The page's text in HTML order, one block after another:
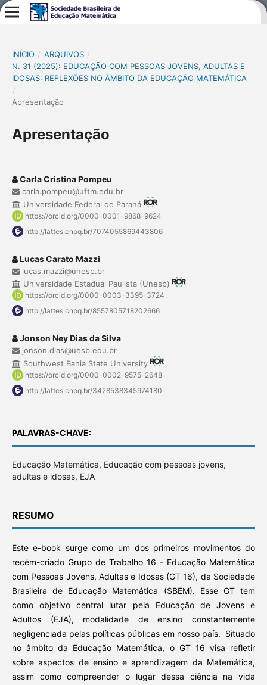
INÍCIO / ARQUIVOS /
N. 31 (2025): EDUCAÇÃO COM PESSOAS JOVENS, ADULTAS E
IDOSAS: REFLEXÕES NO ÂMBITO DA EDUCAÇÃO MATEMÁTICA
/
Apresentação
Apresentação
Carla Cristina Pompeu
carla.pompeu@uftm.edu.br
Universidade Federal do Paraná
https://orcid.org/0000-0001-9868-9624
http://lattes.cnpq.br/7074055869443806
Lucas Carato Mazzi
lucas.mazzi@unesp.br
Universidade Estadual Paulista (Unesp)
https://orcid.org/0000-0003-3395-3724
http://lattes.cnpq.br/8557805718202666
Jonson Ney Dias da Silva
jonson.dias@uesb.edu.br
Southwest Bahia State University
https://orcid.org/0000-0002-9575-2648
http://lattes.cnpq.br/3428538345974180
PALAVRAS-CHAVE:
Educação Matemática, Educação com pessoas jovens,
adultas e idosas, EJA
RESUMO
Este e-book surge como um dos primeiros movimentos do
recém-criado Grupo de Trabalho 16 - Educação Matemática
com Pessoas Jovens, Adultas e Idosas (GT 16), da Sociedade
Brasileira de Educação Matemática (SBEM). Esse GT tem
como objetivo central lutar pela Educação de Jovens e
Adultos (EJA), modalidade de ensino constantemente
negligenciada pelas políticas públicas em nosso país. Situado
no âmbito da Educação Matemática, o GT 16 visa refletir
sobre aspectos de ensino e aprendizagem da Matemática,
assim como compreender o lugar dessa ciência na vida